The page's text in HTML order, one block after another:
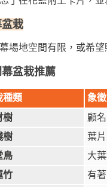
盆栽
場地空間有限，或希望
盆栽推薦
種類
象
樹
顧
樹
葉
鳥
大
竹
有